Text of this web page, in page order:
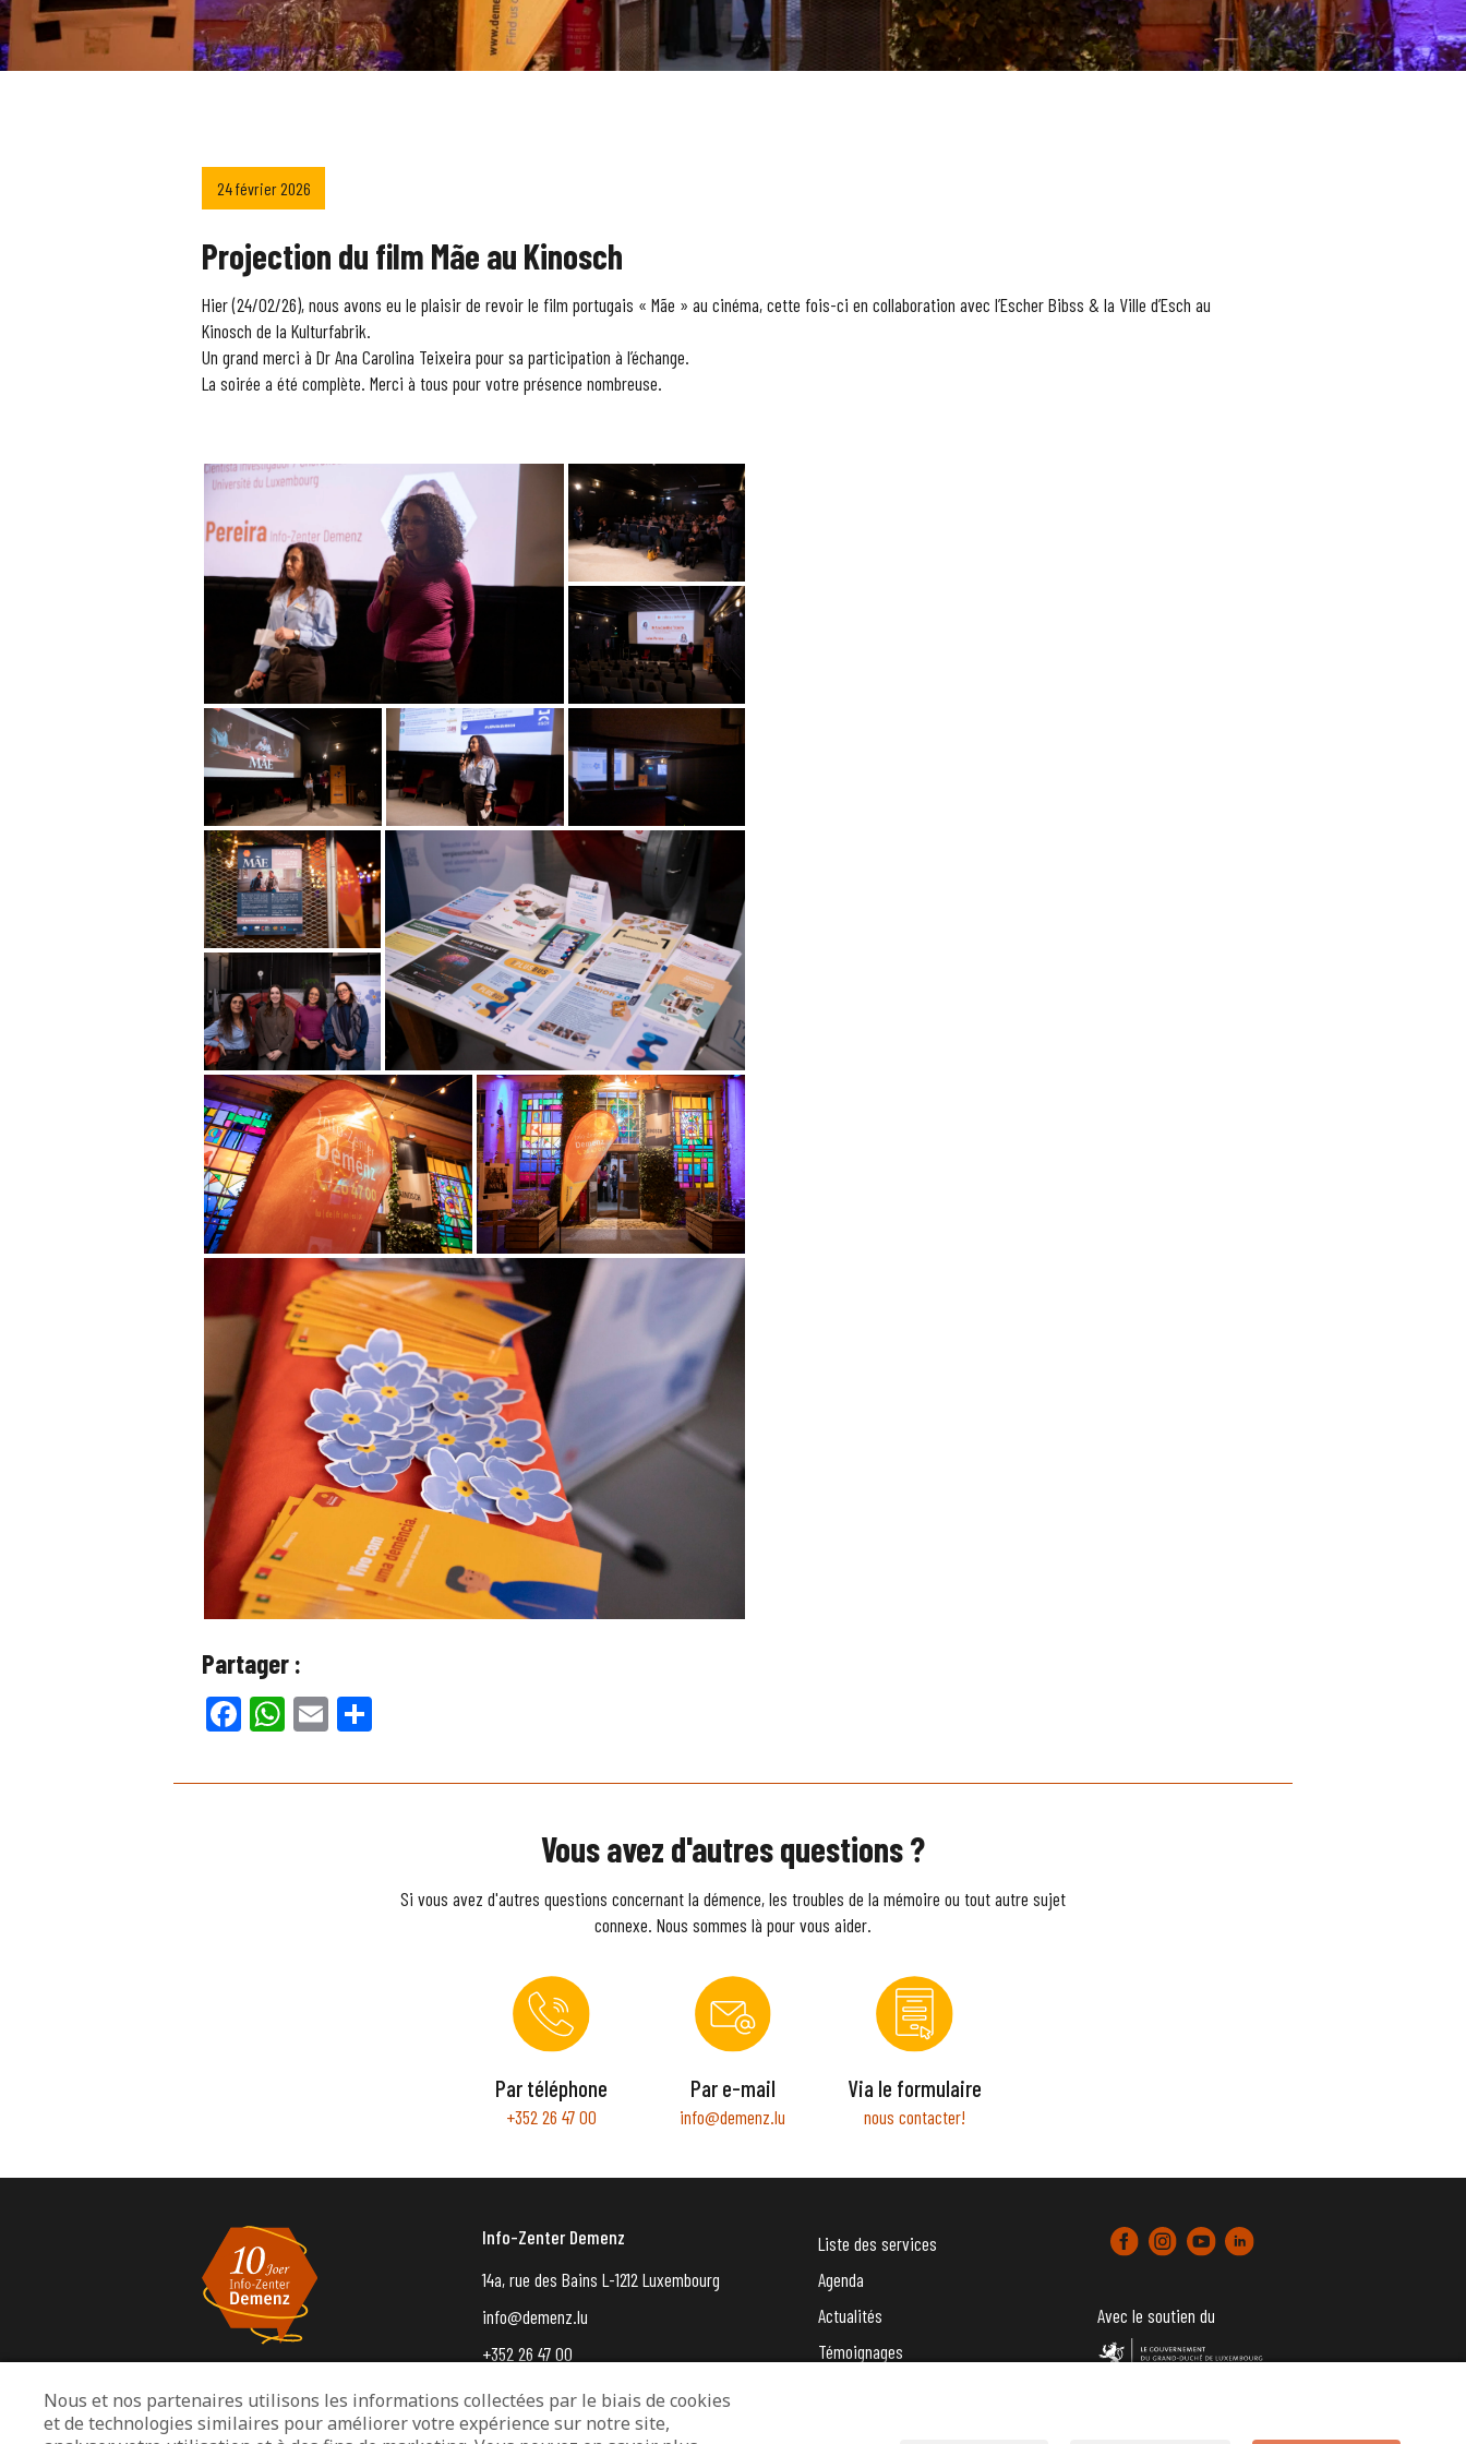
24 février 2026
Projection du film Mãe au Kinosch
Hier (24/02/26), nous avons eu le plaisir de revoir le film portugais « Mãe » au cinéma, cette fois-ci en collaboration avec l’Escher Bibss & la Ville d’Esch au
Kinosch de la Kulturfabrik.
Un grand merci à Dr Ana Carolina Teixeira pour sa participation à l’échange.
La soirée a été complète. Merci à tous pour votre présence nombreuse.
Partager :
Facebook
WhatsApp
Email
Vous avez d'autres questions ?
Si vous avez d'autres questions concernant la démence, les troubles de la mémoire ou tout autre sujet
connexe. Nous sommes là pour vous aider.
Par téléphone
+352 26 47 00
Par e-mail
info@demenz.lu
Via le formulaire
nous contacter!
Info-Zenter Demenz
14a, rue des Bains L-1212 Luxembourg
info@demenz.lu
+352 26 47 00
Liste des services
Agenda
Actualités
Témoignages
Avec le soutien du
Nous et nos partenaires utilisons les informations collectées par le biais de cookies
et de technologies similaires pour améliorer votre expérience sur notre site,